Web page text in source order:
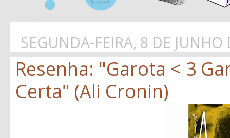
SEGUNDA-FEIRA, 8 DE JUNHO
Resenha: "Garota < 3
Certa" (Ali Cronin)